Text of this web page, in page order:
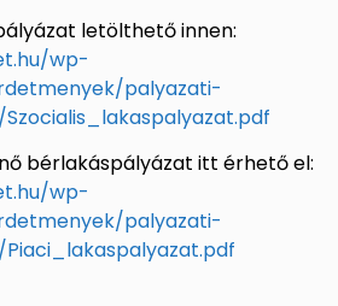
letölthető innen:
wp-
palyazati-
bérlakáspályázat itt érhető el:
wp-
palyazati-